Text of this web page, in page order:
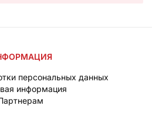
персональных данных
информация